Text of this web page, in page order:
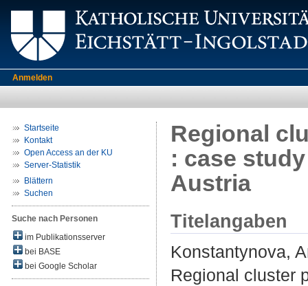
Anmelden
Startseite
Kontakt
Open Access an der KU
Server-Statistik
Blättern
Suchen
Suche nach Personen
im Publikationsserver
bei BASE
bei Google Scholar
Regional
: case
Austria
Titelangaben
Konstantynova,
Regional cluster